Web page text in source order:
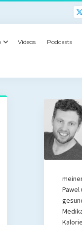
Videos Podcasts
Pawel